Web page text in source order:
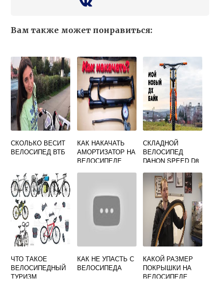
Вам также может понравиться:
СКОЛЬКО ВЕСИТ
ВЕЛОСИПЕД ВТБ
КАК НАКАЧАТЬ
АМОРТИЗАТОР НА
ВЕЛОСИПЕДЕ
СКЛАДНОЙ
ВЕЛОСИПЕД
DAHON SPEED D8
ЧТО ТАКОЕ
ВЕЛОСИПЕДНЫЙ
ТУРИЗМ
КАК НЕ УПАСТЬ С
ВЕЛОСИПЕДА
КАКОЙ РАЗМЕР
ПОКРЫШКИ НА
ВЕЛОСИПЕДЕ